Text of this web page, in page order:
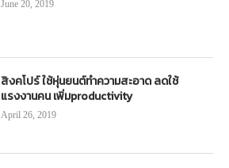
June 20, 2019
สิงคโปร์ ใช้หุ่นยนต์ทำความสะอาด ลดใช้
แรงงานคน เพิ่มproductivity
April 26, 2019